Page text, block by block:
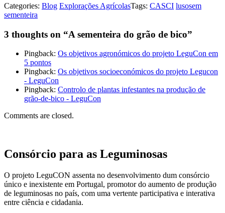
Categories: Blog Explorações AgrícolasTags: CASCI lusosem
sementeira
3 thoughts on “A sementeira do grão de bico”
Pingback: Os objetivos agronómicos do projeto LeguCon em
5 pontos
Pingback: Os objetivos socioeconómicos do projeto Legucon
- LeguCon
Pingback: Controlo de plantas infestantes na produção de
grão-de-bico - LeguCon
Comments are closed.
Consórcio para as Leguminosas
O projeto LeguCON assenta no desenvolvimento dum consórcio
único e inexistente em Portugal, promotor do aumento de produção
de leguminosas no país, com uma vertente participativa e interativa
entre ciência e cidadania.